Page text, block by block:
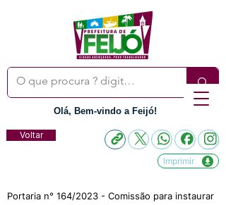
Olá, Bem-vindo a Feijó!
Voltar
Imprimir
Portaria n° 164/2023 - Comissão para instaurar